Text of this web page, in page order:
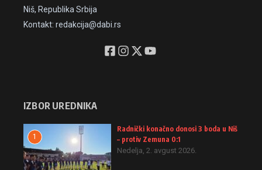
Niš, Republika Srbija
Kontakt: redakcija@dabi.rs
IZBOR UREDNIKA
1
Radnički konačno donosi 3 boda u Niš
– protiv Zemuna 0:1
Nedelja, 2. avgust 2026.